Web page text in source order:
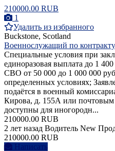
210000.00 RUB
1
Удалить из избранного
Buckstone, Scotland
Военнослужащий по
Специальные условия при
единоразовая выплата до 1
СВО от 50 000 до 1 000 000
определенных условиях;
подаётся в военный
Кирова, д. 155А или почтовым
доступны для иногородн...
210000.00 RUB
2 лет назад Водитель New
210000.00 RUB
Написать